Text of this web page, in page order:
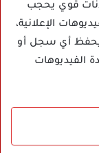
قوي يحجب
الإعلانية،
يحفظ أي سجل أو
الفيديوهات